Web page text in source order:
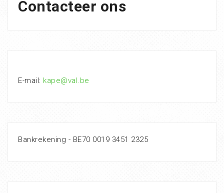
Contacteer ons
E-mail: kape@val.be
Bankrekening - BE70 0019 3451 2325